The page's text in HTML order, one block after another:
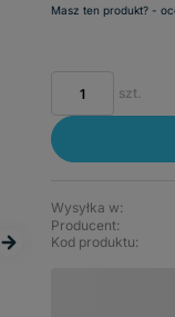
Masz ten produkt? -
szt.
Wysyłka w:
Producent:
Kod produktu: